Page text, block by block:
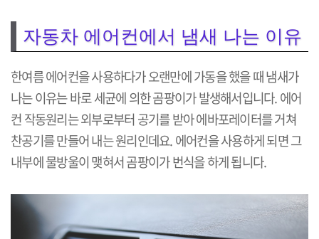
자동차 에어컨에서 냄새 나는 이유
한여름 에어컨을 사용하다가 오랜만에 가동을 했을 때 냄새가
나는 이유는 바로 세균에 의한 곰팡이가 발생해서입니다. 에어
컨 작동원리는 외부로부터 공기를 받아 에바포레이터를 거쳐
찬공기를 만들어 내는 원리인데요. 에어컨을 사용하게 되면 그
내부에 물방울이 맺혀서 곰팡이가 번식을 하게 됩니다.